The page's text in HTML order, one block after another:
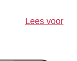
Lees voor